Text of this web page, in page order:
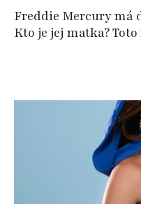
Freddie Mercury má
Kto je jej matka?